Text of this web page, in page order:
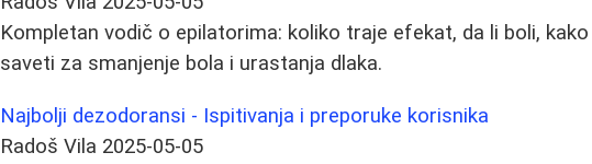
Kompletan vodič o epilatorima: koliko traje efekat, da li boli,
saveti za smanjenje bola i urastanja dlaka.
Najbolji dezodoransi - Ispitivanja i preporuke korisnika
Radoš Vila 2025-05-05